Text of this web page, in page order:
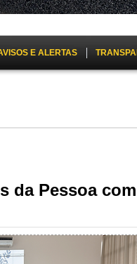
E ALERTAS
da Pessoa